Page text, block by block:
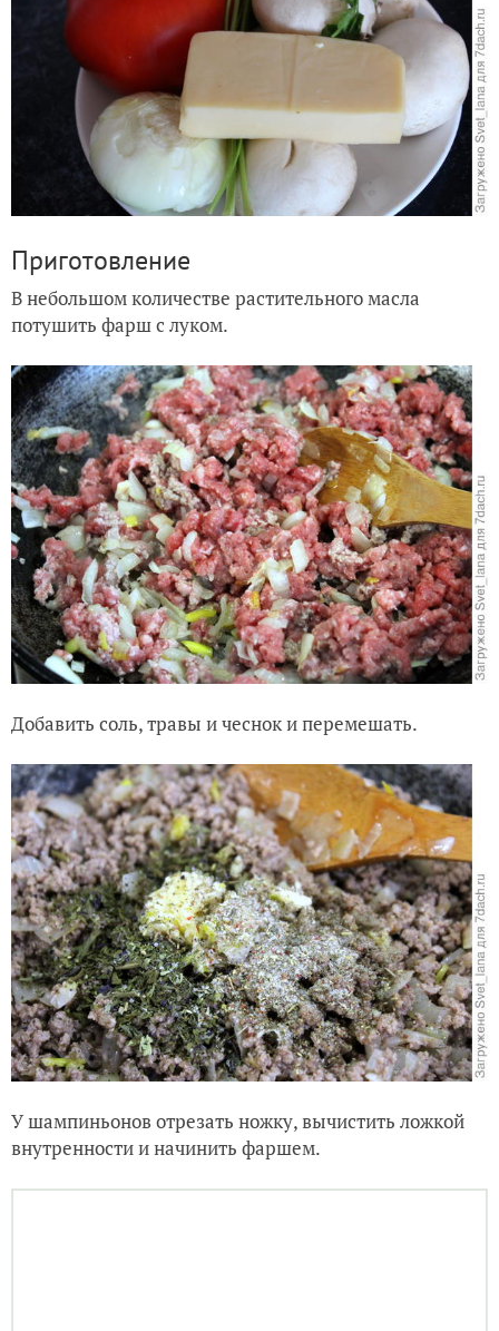
Приготовление
В небольшом количестве растительного масла
потушить фарш с луком.
Добавить соль, травы и чеснок и перемешать.
У шампиньонов отрезать ножку, вычистить ложкой
внутренности и начинить фаршем.